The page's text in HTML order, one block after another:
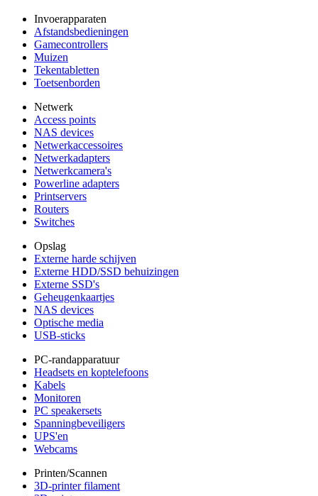
Invoerapparaten
Afstandsbedieningen
Gamecontrollers
Muizen
Tekentabletten
Toetsenborden
Netwerk
Access points
NAS devices
Netwerkaccessoires
Netwerkadapters
Netwerkcamera's
Powerline adapters
Printservers
Routers
Switches
Opslag
Externe harde schijven
Externe HDD/SSD behuizingen
Externe SSD's
Geheugenkaartjes
NAS devices
Optische media
USB-sticks
PC-randapparatuur
Headsets en koptelefoons
Kabels
Monitoren
PC speakersets
Spanningbeveiligers
UPS'en
Webcams
Printen/Scannen
3D-printer filament